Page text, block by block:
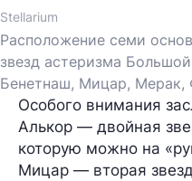
Stellarium
Расположение семи
звезд астеризма
Бенетнаш, Мицар, Мерак,
Особого внимания
Алькор — двойная
которую можно на
Мицар — вторая